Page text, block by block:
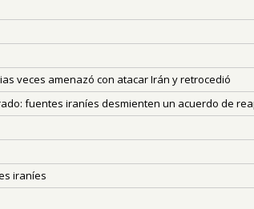
veces amenazó con atacar Irán y retrocedió
fuentes iraníes desmienten un acuerdo de
iraníes